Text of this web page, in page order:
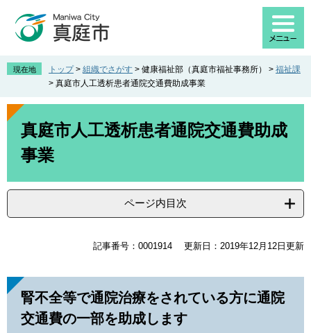
先
。
を
て
現在地 トップ > 組織でさがす > 健康福祉部（真庭市福祉事務所） > 福祉課
> 真庭市人工透析患者通院交通費助成事業
本
真庭市人工透析患者通院交通費助成
事業
ページ内目次
記事番号：0001914 更新日：2019年12月12日更新
腎不全等で通院治療をされている方に通院
交通費の一部を助成します